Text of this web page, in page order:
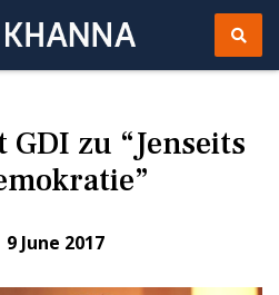
zu “Jenseits
9 June 2017